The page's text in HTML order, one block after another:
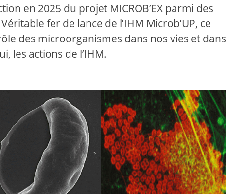
en 2025 du projet MICROB’EX parmi des
fer de lance de l’IHM Microb’UP, ce
des microorganismes dans nos vies et dans
les actions de l’IHM.